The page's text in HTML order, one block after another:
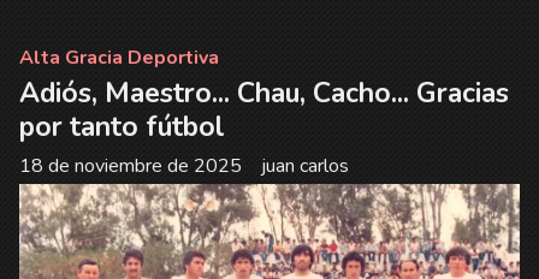
Adiós, Maestro... Chau, Cacho... Gracias
por tanto fútbol
juan carlos
Alta Gracia Deportiva
18 de noviembre de 2025